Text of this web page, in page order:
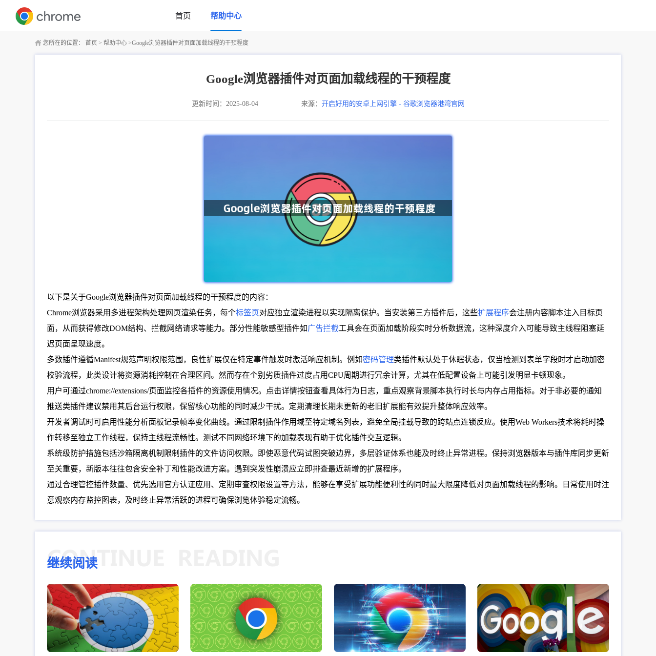
首页 帮助中心
您所在的位置： 首页 > 帮助中心 >Google浏览器插件对页面加载线程的干预程度
Google浏览器插件对页面加载线程的干预程度
更新时间：2025-08-04 来源： 开启好用的安卓上网引擎 - 谷歌浏览器港湾官网
以下是关于Google浏览器插件对页面加载线程的干预程度的内容：
Chrome浏览器采用多进程架构处理网页渲染任务，每个标签页对应独立渲染进程以实现隔离保护。当安装第三方插件后，这些扩展程序会注册内容脚本注入目标页
面，从而获得修改DOM结构、拦截网络请求等能力。部分性能敏感型插件如广告拦截工具会在页面加载阶段实时分析数据流，这种深度介入可能导致主线程阻塞延
迟页面呈现速度。
多数插件遵循Manifest规范声明权限范围，良性扩展仅在特定事件触发时激活响应机制。例如密码管理类插件默认处于休眠状态，仅当检测到表单字段时才启动加密
校验流程，此类设计将资源消耗控制在合理区间。然而存在个别劣质插件过度占用CPU周期进行冗余计算，尤其在低配置设备上可能引发明显卡顿现象。
用户可通过chrome://extensions/页面监控各插件的资源使用情况。点击详情按钮查看具体行为日志，重点观察背景脚本执行时长与内存占用指标。对于非必要的通知
推送类插件建议禁用其后台运行权限，保留核心功能的同时减少干扰。定期清理长期未更新的老旧扩展能有效提升整体响应效率。
开发者调试时可启用性能分析面板记录帧率变化曲线。通过限制插件作用域至特定域名列表，避免全局挂载导致的跨站点连锁反应。使用Web Workers技术将耗时操
作转移至独立工作线程，保持主线程流畅性。测试不同网络环境下的加载表现有助于优化插件交互逻辑。
系统级防护措施包括沙箱隔离机制限制插件的文件访问权限。即使恶意代码试图突破边界，多层验证体系也能及时终止异常进程。保持浏览器版本与插件库同步更新
至关重要，新版本往往包含安全补丁和性能改进方案。遇到突发性崩溃应立即排查最近新增的扩展程序。
通过合理管控插件数量、优先选用官方认证应用、定期审查权限设置等方法，能够在享受扩展功能便利性的同时最大限度降低对页面加载线程的影响。日常使用时注
意观察内存监控图表，及时终止异常活跃的进程可确保浏览体验稳定流畅。
继续阅读